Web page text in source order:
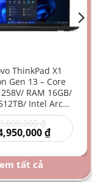
ThinkPad X1
Gen 13 – Core
RAM 16GB/
Intel Arc
140V/ 14 inch –
AI Doanh Nhân
Cấp Mỏng Nhẹ
₫
gốc
là:
₫Giá
hiện
là:
tất cả